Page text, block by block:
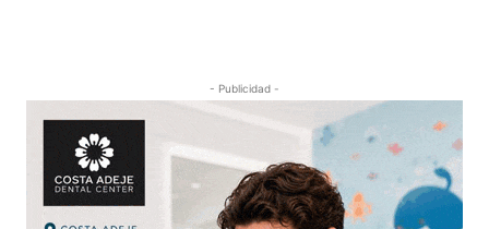
- Publicidad -